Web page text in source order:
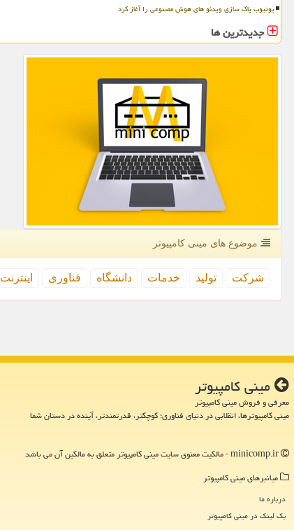
یوتیوب پاک سازی ویدئو های هوش مصنوعی را آغاز کرد
جدیدترین ها
موضوع های مینی كامپیوتر
شركت تولید خدمات دانشگاه فناوری اینترنت
مینی كامپیوتر
معرفی و فروش مینی کامپیوتر
مینی کامپیوترها، انقلابی در دنیای فناوری؛ کوچکتر، قدرتمندتر، آینده در دستان شما
میانبرهای مینی كامپیوتر
درباره ما
بک لینک در مینی كامپیوتر